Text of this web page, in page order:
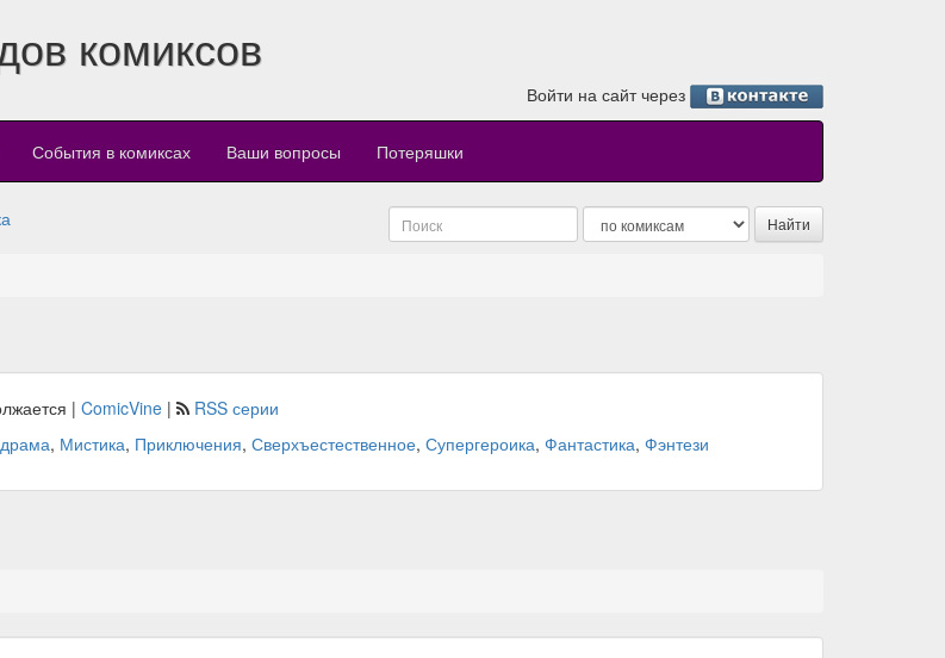
комиксов
Войти на сайт через
События в комиксах Ваши вопросы Потеряшки
| ComicVine |
RSS серии
, Мистика, Приключения, Сверхъестественное, Супергероика, Фантастика, Фэнтези